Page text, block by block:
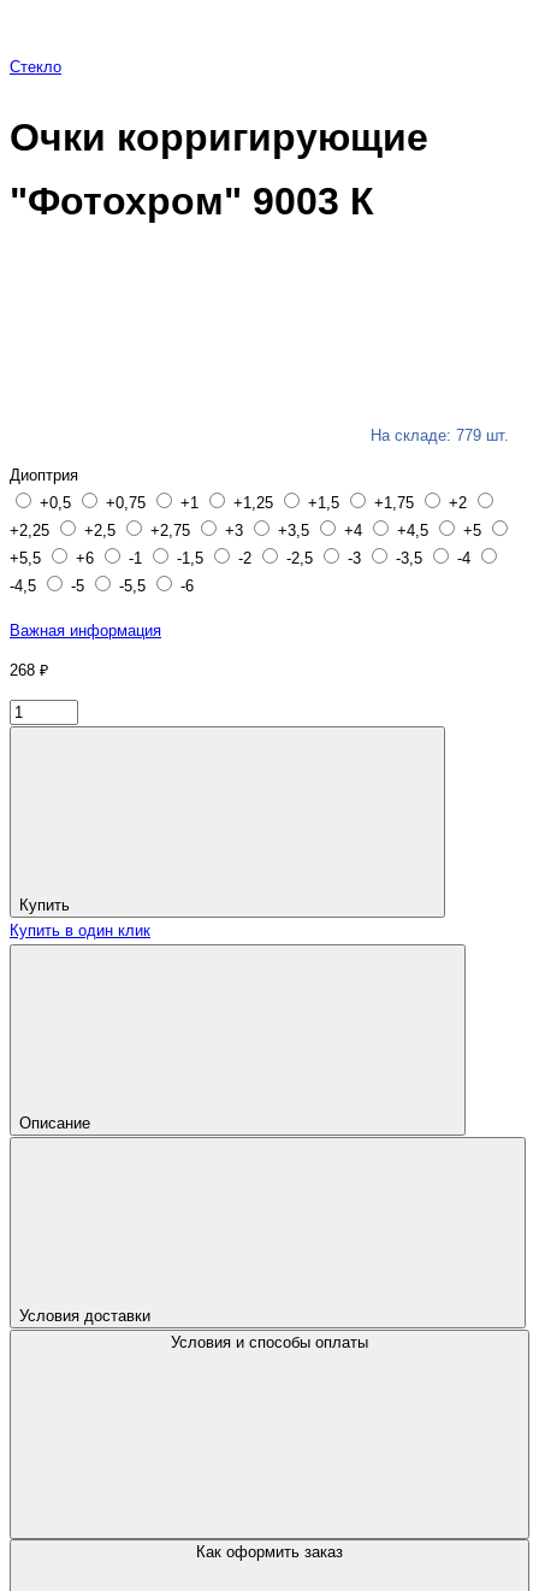
Стекло
Очки корригирующие
"Фотохром" 9003 К
На складе: 779 шт.
Диоптрия
+0,5
+0,75 +1 +1,25 +1,5 +1,75
+2
+2,25
+2,5 +2,75 +3 +3,5 +4 +4,5
+5
+5,5
+6 -1 -1,5 -2 -2,5 -3 -3,5
-4
-4,5
-5 -5,5 -6
Важная информация
268 ₽
Купить
Купить в один клик
Описание
Условия доставки
Условия и способы оплаты
Как оформить заказ